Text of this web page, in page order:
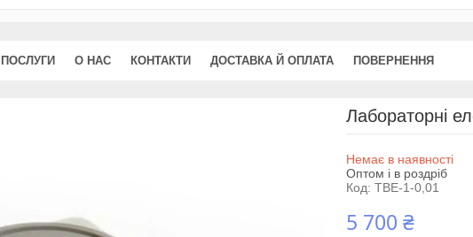
О НАС КОНТАКТИ ДОСТАВКА Й ОПЛАТА ПОВЕРНЕННЯ
Лабораторні
Немає в наявності
Оптом і в роздріб
Код: ТВЕ-1-0,01
5 700 ₴